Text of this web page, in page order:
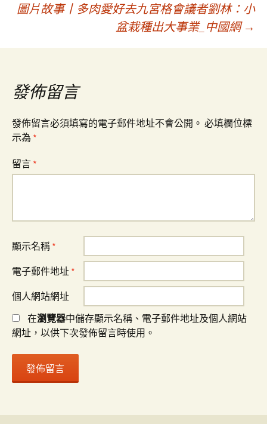
章
導
覽
圖片故事丨多肉愛好去九宮格會議者劉林：小
盆栽種出大事業_中國網 →
發佈留言
發佈留言必須填寫的電子郵件地址不會公開。 必填欄位標
示為 *
留言 *
顯示名稱 *
電子郵件地址 *
個人網站網址
在瀏覽器中儲存顯示名稱、電子郵件地址及個人網站
網址，以供下次發佈留言時使用。